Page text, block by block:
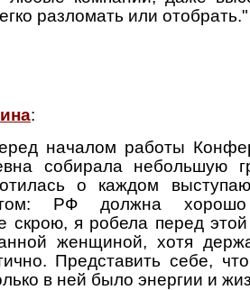
разломать или отобрать."
:
началом работы
собирала небольшую
о каждом
РФ должна
я робела перед этой
женщиной, хотя
Представить себе,
в ней было энергии и